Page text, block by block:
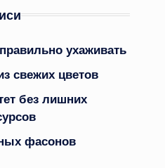
ухаживать
свежих цветов
без лишних
фасонов